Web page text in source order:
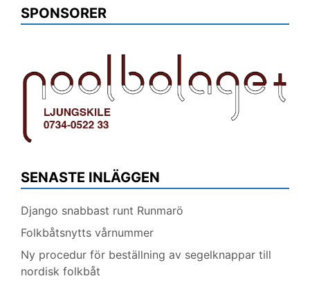
SPONSORER
SENASTE INLÄGGEN
Django snabbast runt Runmarö
Folkbåtsnytts vårnummer
Ny procedur för beställning av segelknappar till
nordisk folkbåt